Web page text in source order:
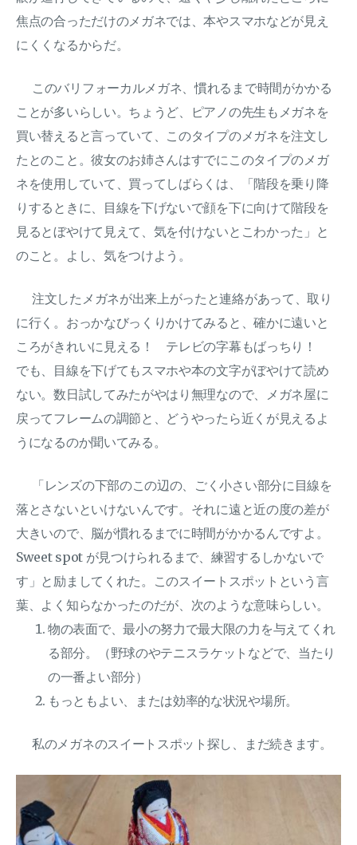
焦点の合っただけのメガネでは、本やスマホなどが見え
にくくなるからだ。
このバリフォーカルメガネ、慣れるまで時間がかかる
ことが多いらしい。ちょうど、ピアノの先生もメガネを
買い替えると言っていて、このタイプのメガネを注文し
たとのこと。彼女のお姉さんはすでにこのタイプのメガ
ネを使用していて、買ってしばらくは、「階段を乗り降
りするときに、目線を下げないで顔を下に向けて階段を
見るとぼやけて見えて、気を付けないとこわかった」と
のこと。よし、気をつけよう。
注文したメガネが出来上がったと連絡があって、取り
に行く。おっかなびっくりかけてみると、確かに遠いと
ころがきれいに見える！ テレビの字幕もばっちり！
でも、目線を下げてもスマホや本の文字がぼやけて読め
ない。数日試してみたがやはり無理なので、メガネ屋に
戻ってフレームの調節と、どうやったら近くが見えるよ
うになるのか聞いてみる。
「レンズの下部のこの辺の、ごく小さい部分に目線を
落とさないといけないんです。それに遠と近の度の差が
大きいので、脳が慣れるまでに時間がかかるんですよ。
Sweet spot が見つけられるまで、練習するしかないで
す」と励ましてくれた。このスイートスポットという言
葉、よく知らなかったのだが、次のような意味らしい。
物の表面で、最小の努力で最大限の力を与えてくれ
る部分。（野球のやテニスラケットなどで、当たり
の一番よい部分）
もっともよい、または効率的な状況や場所。
私のメガネのスイートスポット探し、まだ続きます。